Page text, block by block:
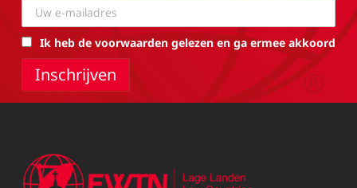
Ik heb de voorwaarden gelezen en ga ermee akkoord